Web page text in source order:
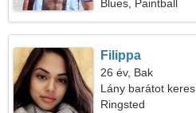
Blues, Paintball
Filippa
26 év, Bak
Lány barátot keres
Ringsted